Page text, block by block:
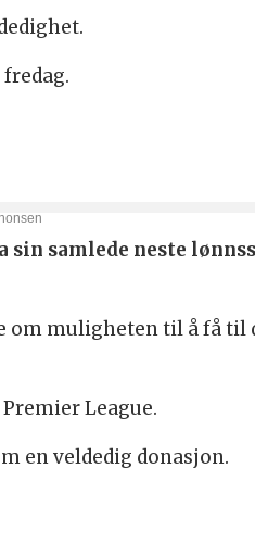
sin samlede neste
om muligheten til å få til
League.
en veldedig donasjon.